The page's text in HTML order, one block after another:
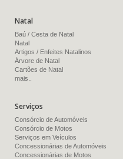
Natal
Baú / Cesta de Natal
Natal
Artigos / Enfeites Natalinos
Árvore de Natal
Cartões de Natal
mais..
Serviços
Consórcio de Automóveis
Consórcio de Motos
Serviços em Veículos
Concessionárias de Automóveis
Concessionárias de Motos